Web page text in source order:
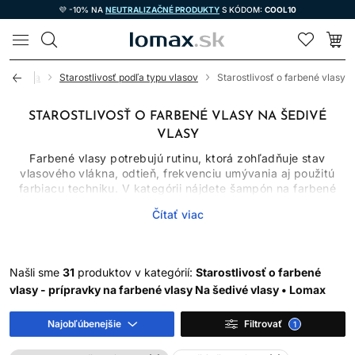
💜 -10% NA NEUTRALIZAČNÉ PRODUKTY S KÓDOM: COOL10
LOMAX
Starostlivosť podľa typu vlasov Starostlivosť o farbené vlasy
STAROSTLIVOSŤ O FARBENÉ VLASY NA ŠEDIVÉ
VLASY
Farbené vlasy potrebujú rutinu, ktorá zohľadňuje stav
vlasového vlákna, odtieň, frekvenciu umývania aj použitú
farbiacu techniku. V kategórii nájdete šampón na farbené
Jednotlivé produkty majú rozdielne úlohy: šampón čistí,
Žiadny produkt nedokáže zastaviť blednutie úplne. Farba sa
mení umývaním, pôsobením tepla, UV žiarenia, vody aj
prirodzeným odrastaním. Správne zvolená rutina však môže
obmedziť zbytočné vymývanie a udržať vlasy hladšie a
Čítať viac
Našli sme 31 produktov v kategórií: Starostlivosť o farbené
vlasy - prípravky na farbené vlasy Na šedivé vlasy • Lomax
Najobľúbenejšie Filtrovať 1